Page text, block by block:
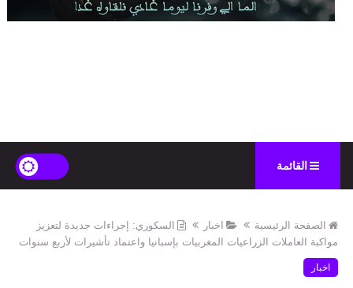
القائمة
الصفحة الرئيسية اخبار
السكوري: إجراءات جديدة لتعزيز
مواكبة العاملات الزراعيات المغربيات بإسبانيا واعتماد تأشيرات لأربع سنوات
اخبار